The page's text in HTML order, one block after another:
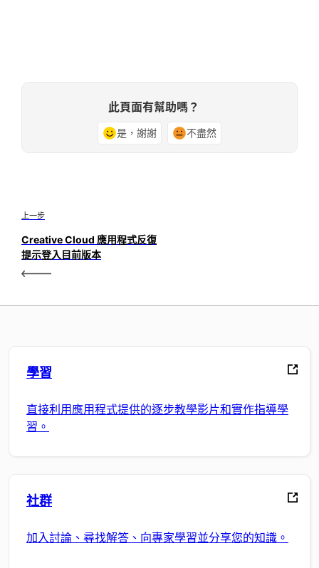
此頁面有幫助嗎？
是，謝謝 不盡然
上一步
Creative Cloud 應用程式反復
提示登入目前版本
學習
直接利用應用程式提供的逐步教學影片和實作指導學
習。
社群
加入討論、尋找解答、向專家學習並分享您的知識。